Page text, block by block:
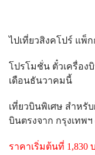
ไปเที่ยวสิงคโปร์ แพ็ก
โปรโมชั่น ตั๋วเครื่อง
เดือนธันวาคมนี้
เที่ยวบินพิเศษ สำหรั
บินตรงจาก กรุงเทพ
ราคาเริ่มต้นที่ 1,830